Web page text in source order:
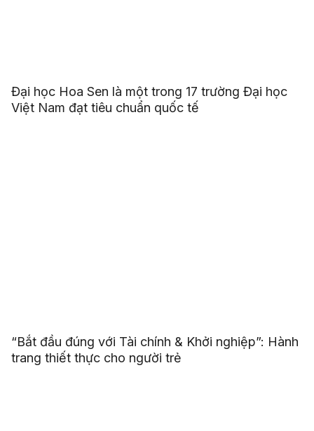
Đại học Hoa Sen là một trong 17 trường Đại học
Việt Nam đạt tiêu chuẩn quốc tế
“Bắt đầu đúng với Tài chính & Khởi nghiệp”: Hành
trang thiết thực cho người trẻ